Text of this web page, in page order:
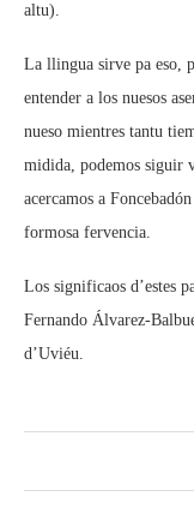
altu).
La llingua sirve pa eso,
entender a los nuesos
nueso mientres tantu
midida, podemos siguir
acercamos a
formosa fervencia.
Los significaos d’estes
Fernando Álvarez-
d’Uviéu.